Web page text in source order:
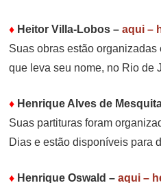
♦ Heitor Villa-Lobos –aqui –
Suas obras estão
que leva seu nome, no Rio de
♦ Henrique Alves de
Suas partituras foram
Dias e estão disponíveis para
♦ Henrique Oswald –aqui –